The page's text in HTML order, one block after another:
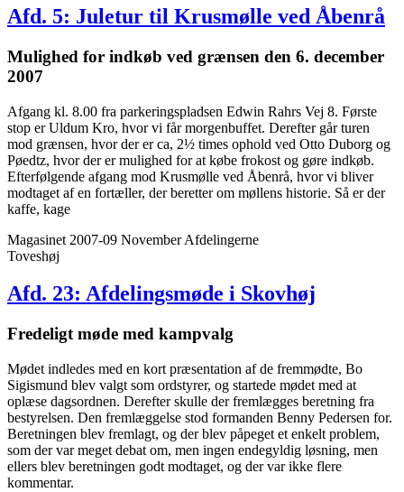
Afd. 5: Juletur til Krusmølle ved Åbenrå
Mulighed for indkøb ved grænsen den 6. december
2007
Afgang kl. 8.00 fra parkeringspladsen Edwin Rahrs Vej 8. Første
stop er Uldum Kro, hvor vi får morgenbuffet. Derefter går turen
mod grænsen, hvor der er ca, 2½ times ophold ved Otto Duborg og
Pøedtz, hvor der er mulighed for at købe frokost og gøre indkøb.
Efterfølgende afgang mod Krusmølle ved Åbenrå, hvor vi bliver
modtaget af en fortæller, der beretter om møllens historie. Så er der
kaffe, kage
Magasinet 2007-09 November Afdelingerne
Toveshøj
Afd. 23: Afdelings­møde i Skovhøj
Fredeligt møde med kampvalg
Mødet indledes med en kort præsentation af de fremmødte, Bo
Sigismund blev valgt som ordstyrer, og startede mødet med at
oplæse dagsordnen. Derefter skulle der fremlægges beretning fra
bestyrelsen. Den fremlæggelse stod formanden Benny Pedersen for.
Beretningen blev fremlagt, og der blev påpeget et enkelt problem,
som der var meget debat om, men ingen endegyldig løsning, men
ellers blev beretningen godt modtaget, og der var ikke flere
kommentar.